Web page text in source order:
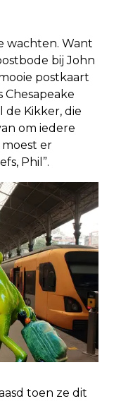
wachten. Want
bij John
postkaart
Chesapeake
de Kikker, die
om iedere
er
Phil”.
toen ze dit